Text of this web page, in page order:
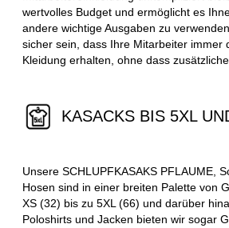
wertvolles Budget und ermöglicht es
andere wichtige Ausgaben zu
sicher sein, dass Ihre Mitarbeiter immer
Kleidung erhalten, ohne dass
KASACKS BIS 5XL
Unsere SCHLUPFKASAKS PFLAUME,
Hosen sind in einer breiten Palette von
XS (32) bis zu 5XL (66) und darüber
Poloshirts und Jacken bieten wir sogar